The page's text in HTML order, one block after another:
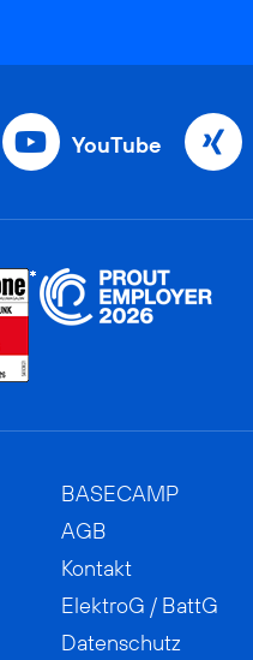
YouTube
BASECAMP
AGB
Kontakt
ElektroG / BattG
Datenschutz